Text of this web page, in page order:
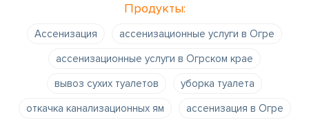
Продукты:
Ассенизация
ассенизационные услуги в Огре
ассенизационные услуги в Огрском крае
вывоз сухих туалетов
уборка туалета
откачка канализационных ям
ассенизация в Огре